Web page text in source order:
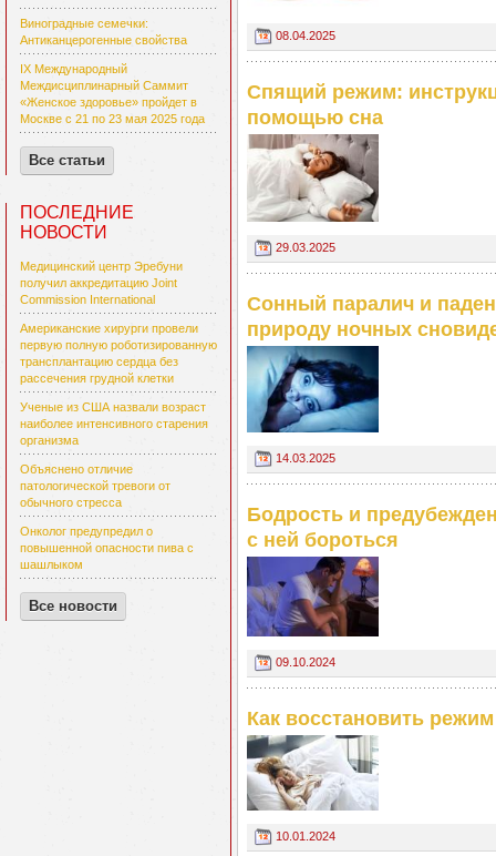
Виноградные семечки:
Антиканцерогенные свойства
IX Международный
Междисциплинарный Саммит
«Женское здоровье» пройдет в
Москве с 21 по 23 мая 2025 года
Все статьи
ПОСЛЕДНИЕ
НОВОСТИ
Медицинский центр Эребуни
получил аккредитацию Joint
Commission International
Американские хирурги провели
первую полную роботизированную
трансплантацию сердца без
рассечения грудной клетки
Ученые из США назвали возраст
наиболее интенсивного старения
организма
Объяснено отличие
патологической тревоги от
обычного стресса
Онколог предупредил о
повышенной опасности пива с
шашлыком
Все новости
08.04.2025
Спящий режим:
помощью сна
29.03.2025
Сонный паралич и
природу ночных
14.03.2025
Бодрость и
с ней бороться
09.10.2024
Как восстановить
10.01.2024